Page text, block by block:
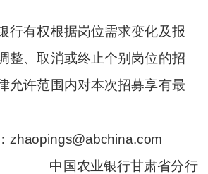
行有权根据岗位需求变化及报
整、取消或终止个别岗位的招
允许范围内对本次招募享有最
zhaopings@abchina.com
中国农业银行甘肃省分行